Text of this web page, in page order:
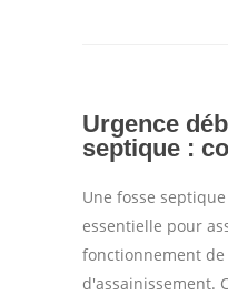
Urgence
septique :
Une fosse
essentielle pour
fonctionnement de
d'assainissement.